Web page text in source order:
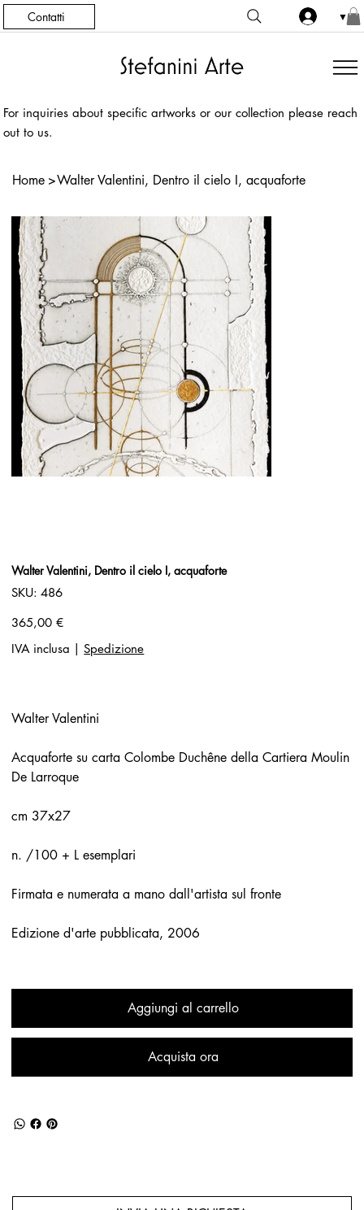
Contatti ▼
For inquiries about specific artworks or our collection please reach
out to us.
Home >Walter Valentini, Dentro il cielo I, acquaforte
Walter Valentini, Dentro il cielo I, acquaforte
SKU:
SKU
486
486
Prezzo
365,00 €
IVA inclusa
Spedizione
Walter Valentini
Acquaforte su carta Colombe Duchêne della Cartiera Moulin
De Larroque
cm 37x27
n. /100 + L esemplari
Firmata e numerata a mano dall'artista sul fronte
Edizione d'arte pubblicata, 2006
Aggiungi al carrello
Acquista ora